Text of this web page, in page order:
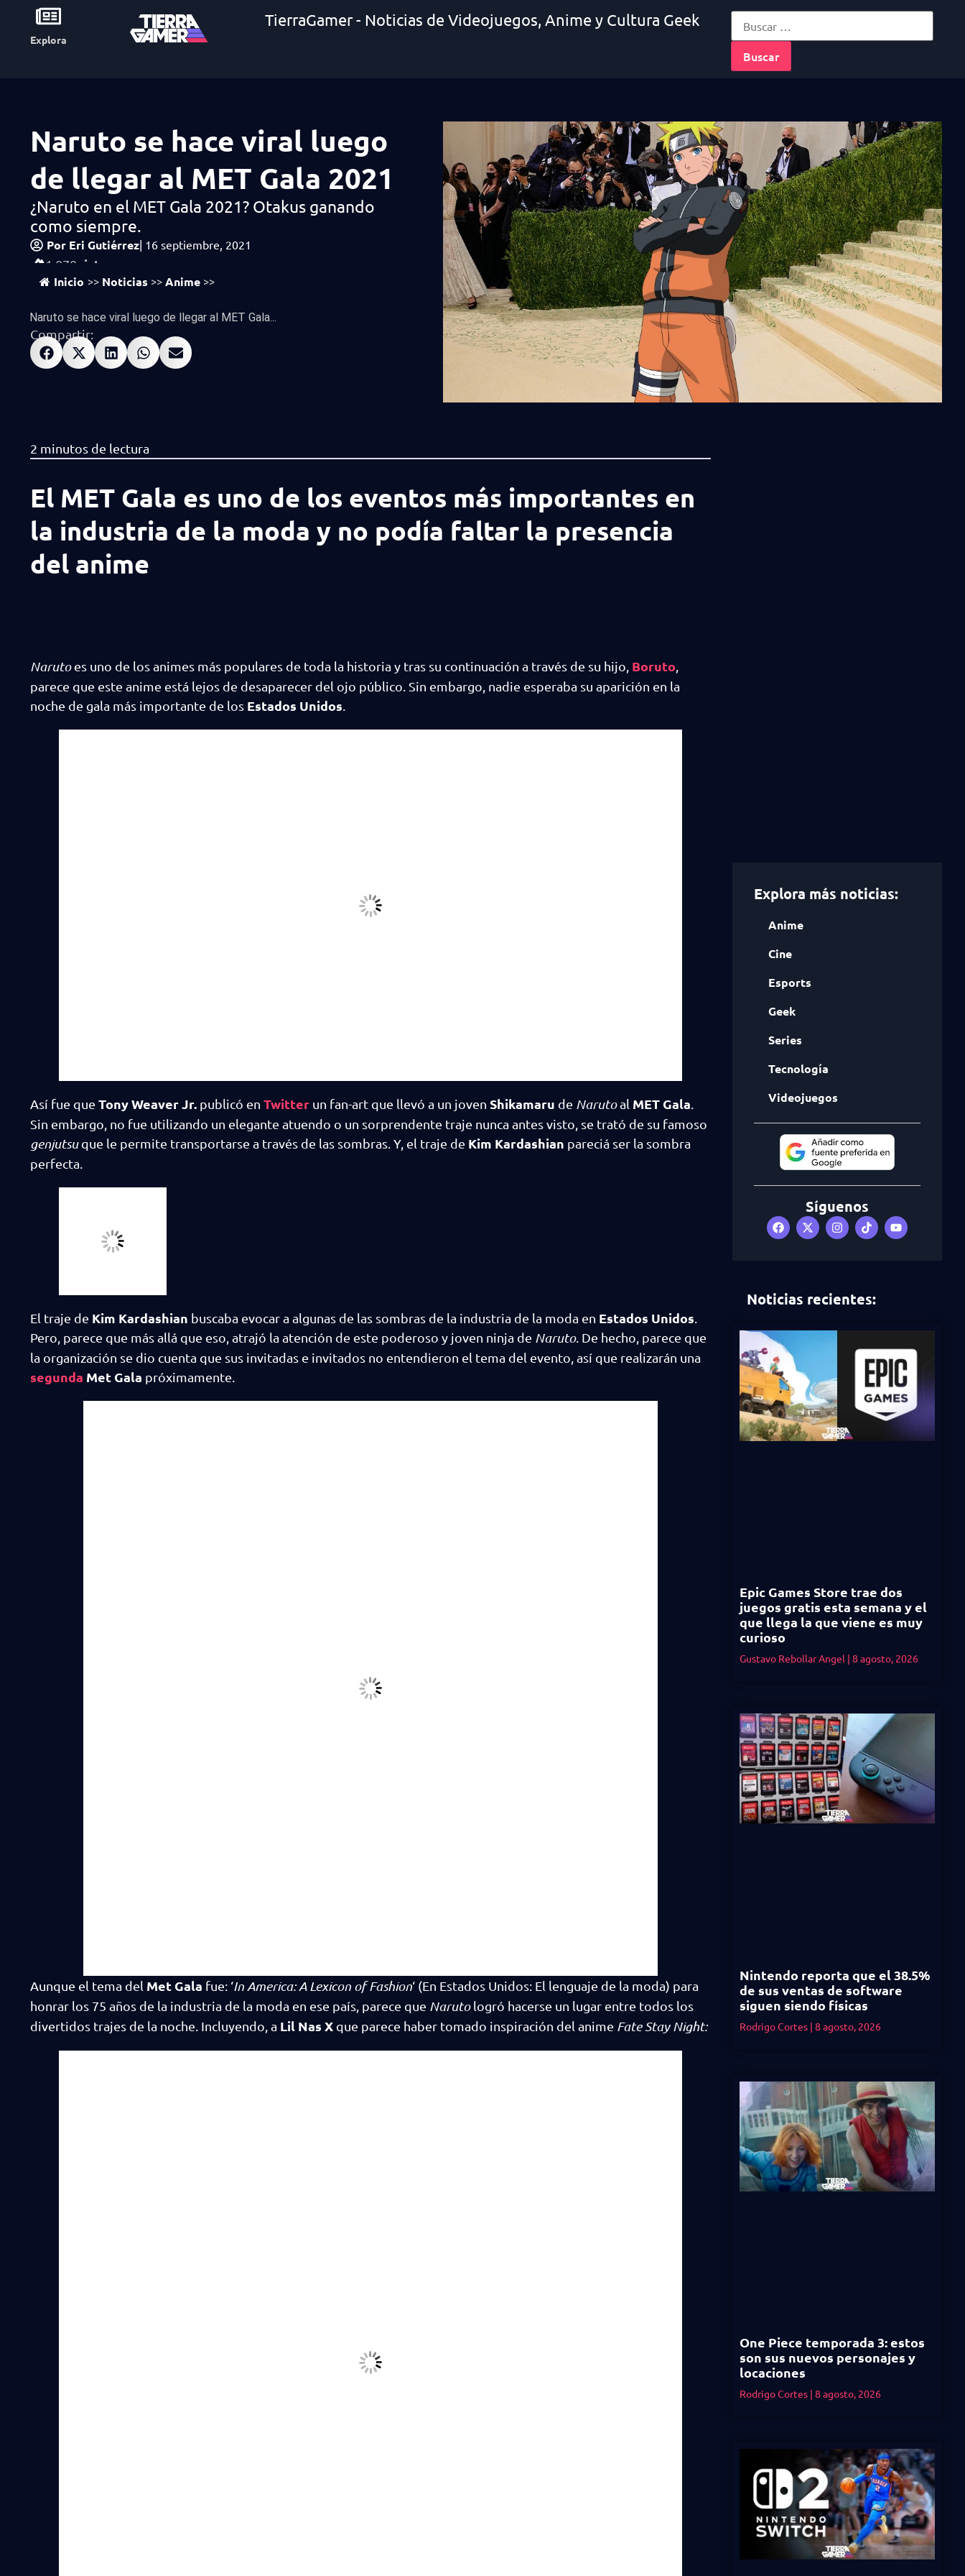
Explora
TierraGamer - Noticias de Videojuegos, Anime y Cultura Geek
Naruto se hace viral luego
de llegar al MET Gala 2021
¿Naruto en el MET Gala 2021? Otakus ganando
como siempre.
Por Eri Gutiérrez| 16 septiembre, 2021
1,070 vistas
Inicio >> Noticias >> Anime >>
Naruto se hace viral luego de llegar al MET Gala...
Compartir:
El MET Gala es uno de los eventos más importantes en
la industria de la moda y no podía faltar la presencia
del anime
Narutoes uno de los animes más populares de toda la historia y tras su continuación a través de su hijo, Boruto,
parece que este anime está lejos de desaparecer del ojo público. Sin embargo, nadie esperaba su aparición en la
noche de gala más importante de los Estados Unidos.
Así fue que Tony Weaver Jr. publicó en Twitter un fan-art que llevó a un joven Shikamaru de Narutoal MET Gala
Sin embargo, no fue utilizando un elegante atuendo o un sorprendente traje nunca antes visto, se trató de su famoso
genjutsuque le permite transportarse a través de las sombras. Y, el traje de Kim Kardashian pareciá ser la sombra
perfecta.
El traje de Kim Kardashian buscaba evocar a algunas de las sombras de la industria de la moda en Estados Unidos
Pero, parece que más allá que eso, atrajó la atención de este poderoso y joven ninja de Naruto. De hecho, parece que
la organización se dio cuenta que sus invitadas e invitados no entendieron el tema del evento, así que realizarán una
segunda Met Gala próximamente.
Aunque el tema del Met Gala fue: ‘In America: A Lexicon of Fashion‘ (En Estados Unidos: El lenguaje de la moda) para
honrar los 75 años de la industria de la moda en ese país, parece que Narutologró hacerse un lugar entre todos los
divertidos trajes de la noche. Incluyendo, a Lil Nas X que parece haber tomado inspiración del anime Fate Stay Night:
Explora más noticias:
Anime
Cine
Esports
Geek
Series
Tecnología
Videojuegos
Síguenos
Noticias recientes:
Epic Games Store trae dos
juegos gratis esta semana y el
que llega la que viene es muy
curioso
Gustavo Rebollar Angel 8 agosto, 2026
Nintendo reporta que el 38.5%
de sus ventas de software
siguen siendo físicas
Rodrigo Cortes 8 agosto, 2026
One Piece temporada 3: estos
son sus nuevos personajes y
locaciones
Rodrigo Cortes 8 agosto, 2026